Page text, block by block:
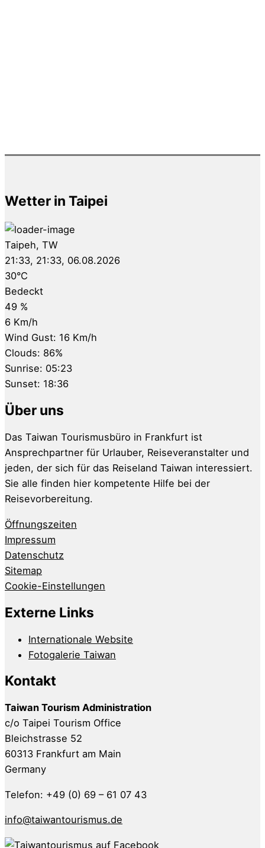
Wetter in Taipei
Taipeh, TW
21:33, 21:33, 06.08.2026
30°C
Bedeckt
49 %
6 Km/h
Wind Gust: 16 Km/h
Clouds: 86%
Sunrise: 05:23
Sunset: 18:36
Über uns
Das Taiwan Tourismusbüro in Frankfurt ist
Ansprechpartner für Urlauber, Reiseveranstalter und
jeden, der sich für das Reiseland Taiwan interessiert.
Sie alle finden hier kompetente Hilfe bei der
Reisevorbereitung.
Öffnungszeiten
Impressum
Datenschutz
Sitemap
Cookie-Einstellungen
Externe Links
Internationale Website
Fotogalerie Taiwan
Kontakt
Taiwan Tourism Administration
c/o Taipei Tourism Office
Bleichstrasse 52
60313 Frankfurt am Main
Germany
Telefon: +49 (0) 69 – 61 07 43
info@taiwantourismus.de